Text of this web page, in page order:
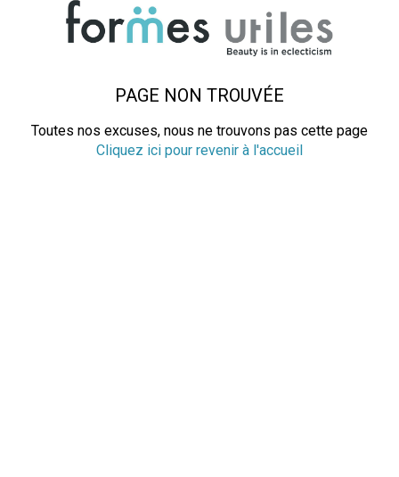
PAGE NON TROUVÉE
Toutes nos excuses, nous ne trouvons pas cette page
Cliquez ici pour revenir à l'accueil